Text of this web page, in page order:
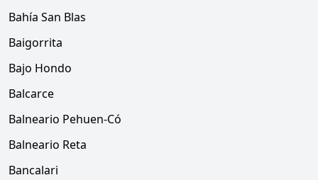
Bahía San Blas
Baigorrita
Bajo Hondo
Balcarce
Balneario Pehuen-Có
Balneario Reta
Bancalari